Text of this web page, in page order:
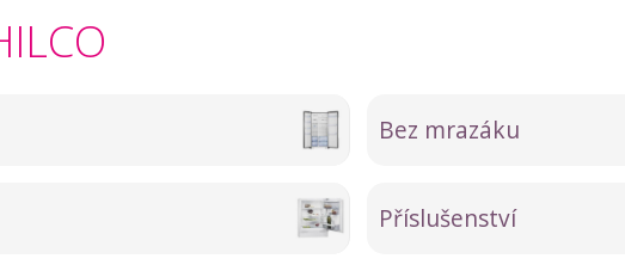
Bez mrazáku
Příslušenství